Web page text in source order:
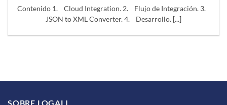
Contenido 1. Cloud Integration. 2. Flujo de Integración. 3.
JSON to XML Converter. 4. Desarrollo. [...]
SOBRE LOGALI